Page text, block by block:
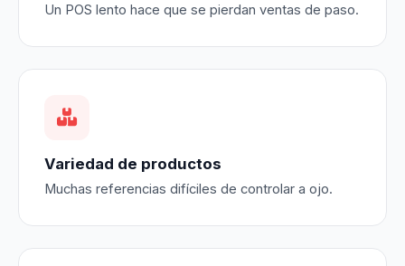
Un POS lento hace que se pierdan ventas de paso.
Variedad de productos
Muchas referencias difíciles de controlar a ojo.